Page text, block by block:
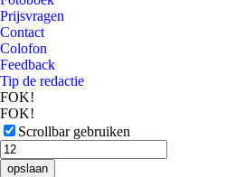
Prijsvragen
Contact
Colofon
Feedback
Tip de redactie
FOK!
FOK!
Scrollbar gebruiken
opslaan